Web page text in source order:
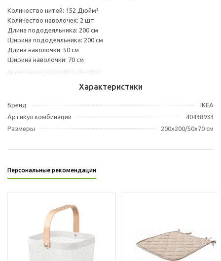
Количество нитей: 152 Дюйм²
Количество наволочек: 2 шт
Длина пододеяльника: 200 см
Ширина пододеяльника: 200 см
Длина наволочки: 50 см
Ширина наволочки: 70 см
Характеристики
Бренд
IKEA
Артикул комбинации
40438933
Размеры
200x200/50x70 см
Персональные рекомендации